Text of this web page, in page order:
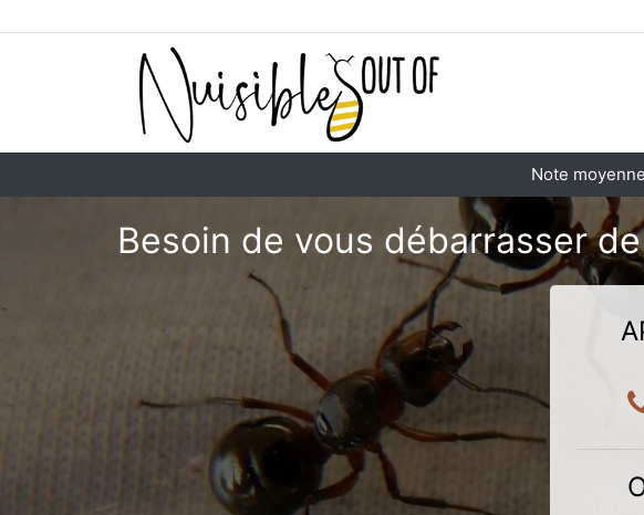
Note
Besoin de vous débarrasser